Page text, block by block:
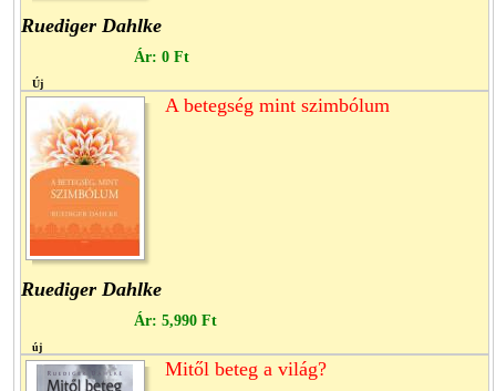
Ruediger Dahlke
Ár: 0 Ft
Új
A betegség mint szimbólum
Ruediger Dahlke
Ár: 5,990 Ft
új
Mitől beteg a világ?